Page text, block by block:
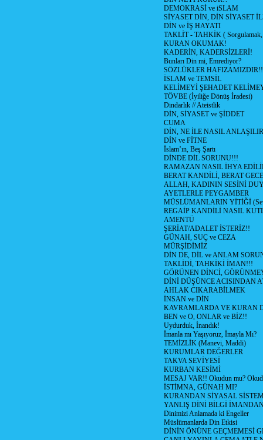
DEMOKRASİ ve iSLAM
SİYASET DİN, DİN SİYASET
DİN ve İŞ HAYATI
TAKLİT - TAHKİK ( Sorgulamak,
KURAN OKUMAK!
KADERİN, KADERSİZLERİ!
Bunları Din mi, Emrediyor?
SÖZLÜKLER HAFIZAMIZDIR!!
İSLAM ve TEMSİL
KELİMEYİ ŞEHADET
TÖVBE (İyiliğe Dönüş İradesi)
Dindarlık // Ateistlik
DİN, SİYASET ve ŞİDDET
CUMA
DİN, NE İLE NASIL
DİN ve FİTNE
İslam’ın, Beş Şartı
DİNDE DİL SORUNU!!!
RAMAZAN NASIL İHYA
BERAT KANDİLİ, BERAT
ALLAH, KADININ SESİNİ
AYETLERLE PEYGAMBER
MÜSLÜMANLARIN YİTİĞİ
REGAİP KANDİLİ NASIL
AMENTÜ
ŞERİAT/ADALET İSTERİZ!!
GÜNAH, SUÇ ve CEZA
MÜRŞİDİMİZ
DİN DE, DİL ve ANLAM
TAKLİDİ, TAHKİKİ İMAN!!!
GÖRÜNEN DİNCİ,
DİNİ DÜŞÜNCE ACISINDAN
AHLAK CIKARABİLMEK
İNSAN ve DİN
KAVRAMLARDA VE KURAN
BEN ve O, ONLAR ve BİZ!!
Uydurduk, İnandık!
İmanla mı Yaşıyoruz, İmayla Mı?
TEMİZLİK (Manevi, Maddi)
KURUMLAR DEĞERLER
TAKVA SEVİYESİ
KURBAN KESİMİ
MESAJ VAR!! Okudun mu?
İSTİMNA, GÜNAH MI?
KURANDAN SİYASAL
YANLIŞ DİNİ BİLGİ
Dinimizi Anlamada ki Engeller
Müslümanlarda Din Etkisi
DİNİN ÖNÜNE GEÇMEMESİ